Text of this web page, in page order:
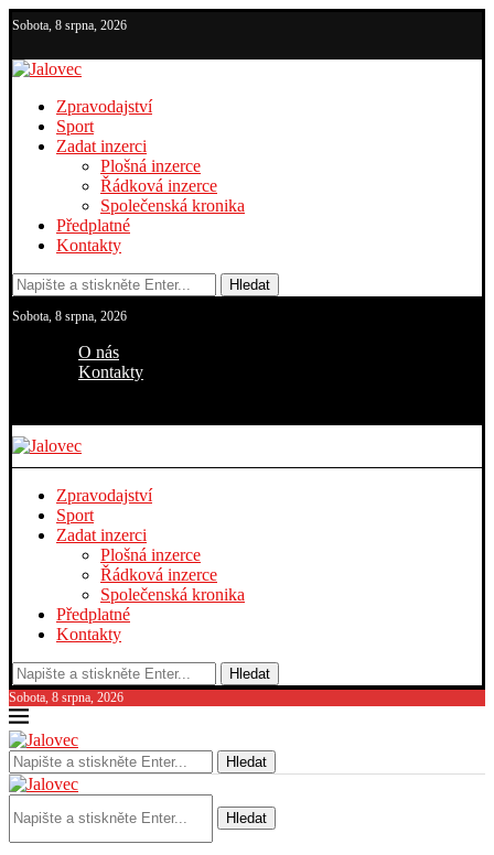
Sobota, 8 srpna, 2026
Zpravodajství
Sport
Zadat inzerci
Plošná inzerce
Řádková inzerce
Společenská kronika
Předplatné
Kontakty
Hledat
Sobota, 8 srpna, 2026
O nás
Kontakty
Zpravodajství
Sport
Zadat inzerci
Plošná inzerce
Řádková inzerce
Společenská kronika
Předplatné
Kontakty
Hledat
Sobota, 8 srpna, 2026
Hledat
Hledat